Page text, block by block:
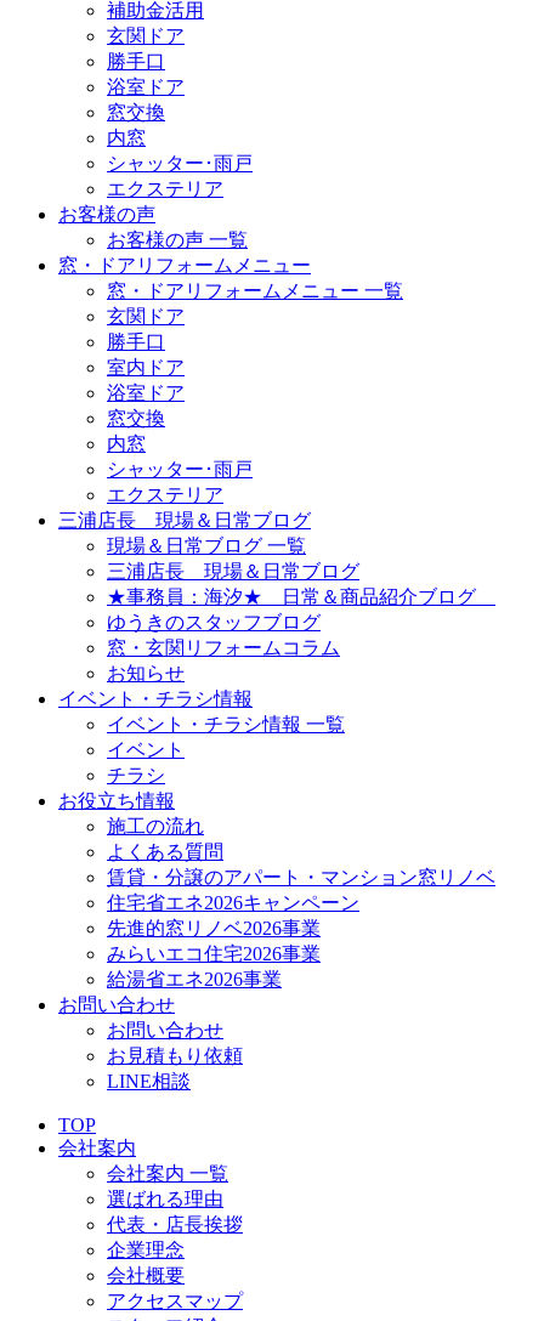
補助金活用
玄関ドア
勝手口
浴室ドア
窓交換
内窓
シャッター･雨戸
エクステリア
お客様の声
お客様の声 一覧
窓・ドアリフォームメニュー
窓・ドアリフォームメニュー 一覧
玄関ドア
勝手口
室内ドア
浴室ドア
窓交換
内窓
シャッター･雨戸
エクステリア
三浦店長 現場＆日常ブログ
現場＆日常ブログ 一覧
三浦店長 現場＆日常ブログ
★事務員：海汐★ 日常＆商品紹介ブログ
ゆうきのスタッフブログ
窓・玄関リフォームコラム
お知らせ
イベント・チラシ情報
イベント・チラシ情報 一覧
イベント
チラシ
お役立ち情報
施工の流れ
よくある質問
賃貸・分譲のアパート・マンション窓リノベ
住宅省エネ2026キャンペーン
先進的窓リノベ2026事業
みらいエコ住宅2026事業
給湯省エネ2026事業
お問い合わせ
お問い合わせ
お見積もり依頼
LINE相談
TOP
会社案内
会社案内 一覧
選ばれる理由
代表・店長挨拶
企業理念
会社概要
アクセスマップ